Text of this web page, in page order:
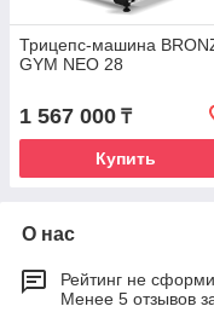
Трицепс-машина
GYM NEO 28
1 567 000 ₸
Купить
О нас
Рейтинг не
Менее 5 отзывов